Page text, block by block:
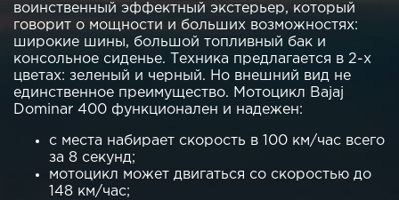
воинственный эффектный экстерьер, который
говорит о мощности и больших возможностях:
широкие шины, большой топливный бак и
консольное сиденье. Техника предлагается в 2-х
цветах: зеленый и черный. Но внешний вид не
единственное преимущество. Мотоцикл Bajaj
Dominar 400 функционален и надежен:
с места набирает скорость в 100 км/час всего
за 8 секунд;
мотоцикл может двигаться со скоростью до
148 км/час;